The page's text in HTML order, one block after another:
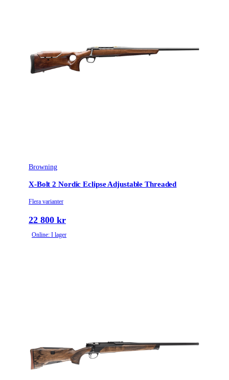
Browning
X-Bolt 2 Nordic Eclipse Adjustable Threaded
Flera varianter
22 800 kr
Online: I lager